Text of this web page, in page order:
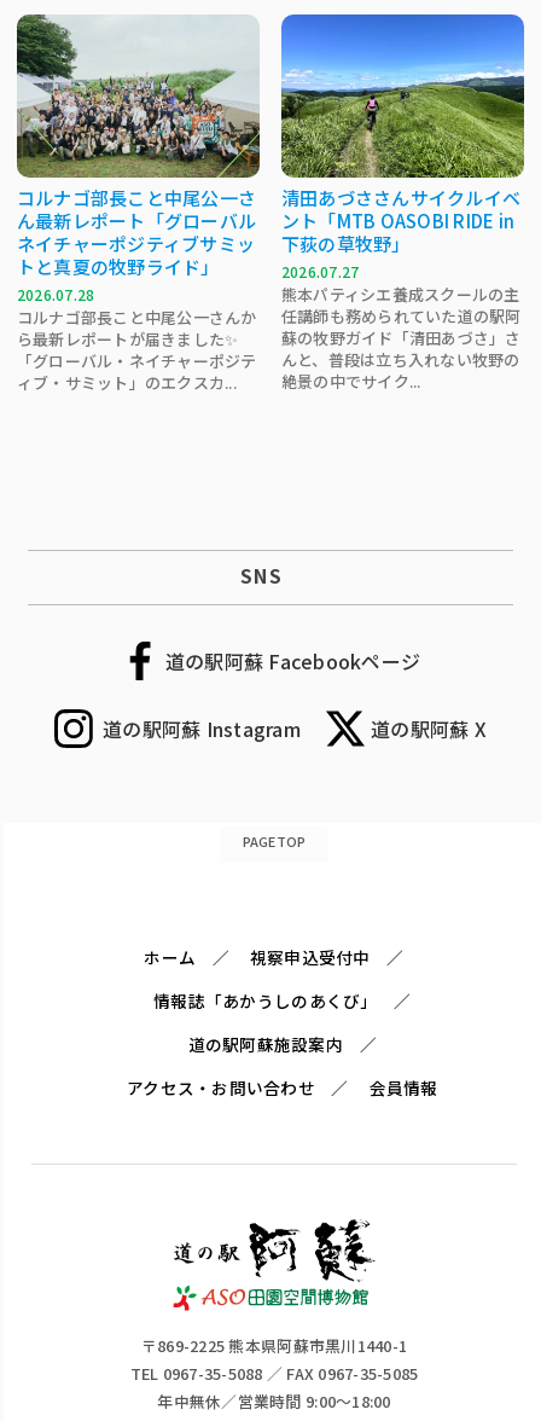
コルナゴ部長こと中尾公一さ
ん最新レポート「グローバル
ネイチャーポジティブサミッ
トと真夏の牧野ライド」
2026.07.28
コルナゴ部長こと中尾公一さんか
ら最新レポートが届きました✨
「グローバル・ネイチャーポジテ
ィブ・サミット」のエクスカ...
清田あづささんサイクルイベ
ント「MTB OASOBI RIDE in
下荻の草牧野」
2026.07.27
熊本パティシエ養成スクールの主
任講師も務められていた道の駅阿
蘇の牧野ガイド「清田あづさ」さ
んと、普段は立ち入れない牧野の
絶景の中でサイク...
SNS
道の駅阿蘇 Facebookページ
道の駅阿蘇 Instagram 道の駅阿蘇 X
PAGETOP
ホーム
視察申込受付中
情報誌「あかうしのあくび」
道の駅阿蘇施設案内
アクセス・お問い合わせ
会員情報
〒869-2225 熊本県阿蘇市黒川1440-1
TEL 0967-35-5088 ／ FAX 0967-35-5085
年中無休／営業時間 9:00～18:00